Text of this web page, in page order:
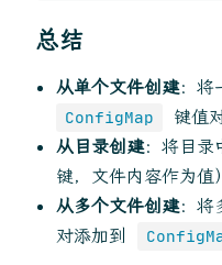
总结
从单个文件创建：将
ConfigMap
键值
从目录创建：将目录
键，文件内容作为值
从多个文件创建：将
对添加到